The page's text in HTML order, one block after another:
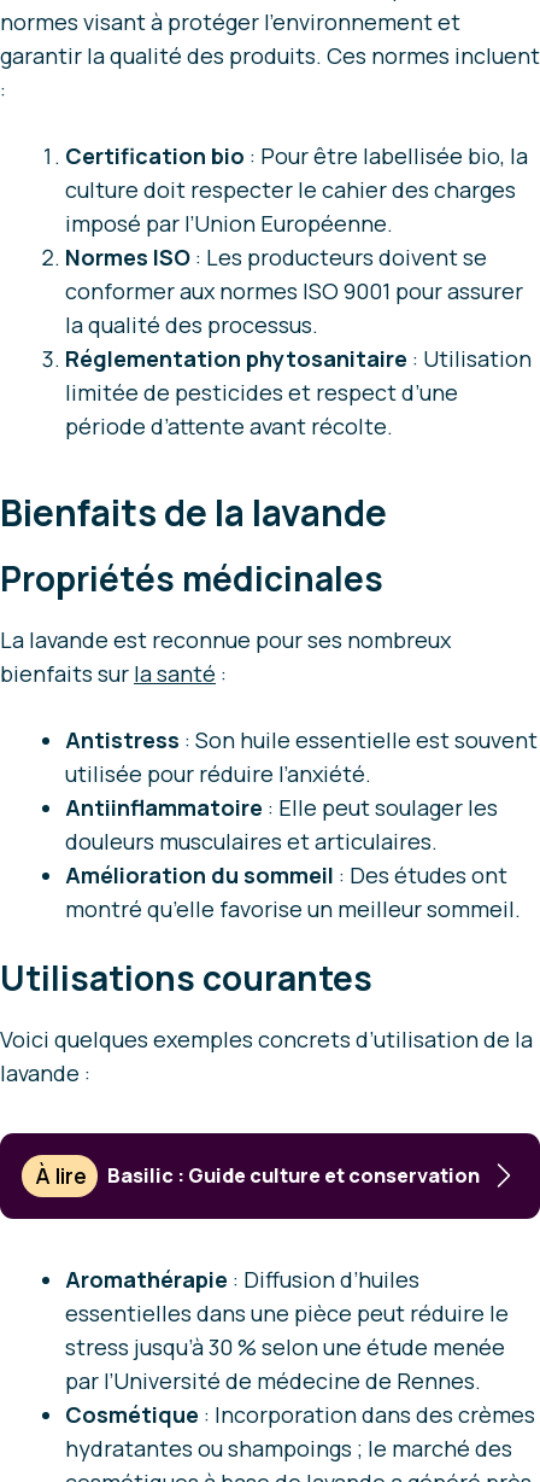
normes visant à protéger l’environnement et
garantir la qualité des produits. Ces normes incluent
:
Certification bio : Pour être labellisée bio, la
culture doit respecter le cahier des charges
imposé par l’Union Européenne.
Normes ISO : Les producteurs doivent se
conformer aux normes ISO 9001 pour assurer
la qualité des processus.
Réglementation phytosanitaire : Utilisation
limitée de pesticides et respect d’une
période d’attente avant récolte.
Bienfaits de la lavande
Propriétés médicinales
La lavande est reconnue pour ses nombreux
bienfaits sur la santé :
Antistress : Son huile essentielle est souvent
utilisée pour réduire l’anxiété.
Antiinflammatoire : Elle peut soulager les
douleurs musculaires et articulaires.
Amélioration du sommeil : Des études ont
montré qu’elle favorise un meilleur sommeil.
Utilisations courantes
Voici quelques exemples concrets d’utilisation de la
lavande :
À lire Basilic : Guide culture et conservation
Aromathérapie : Diffusion d’huiles
essentielles dans une pièce peut réduire le
stress jusqu’à 30 % selon une étude menée
par l’Université de médecine de Rennes.
Cosmétique : Incorporation dans des crèmes
hydratantes ou shampoings ; le marché des